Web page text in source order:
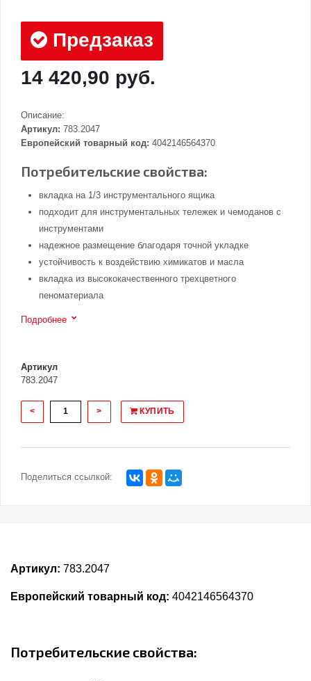
Предзаказ
14 420,90 руб.
Описание:
Артикул: 783.2047
Европейский товарный код: 4042146564370
Потребительские свойства:
вкладка на 1/3 инструментального ящика
подходит для инструментальных тележек и чемоданов с
инструментами
надежное размещение благодаря точной укладке
устойчивость к воздействию химикатов и масла
вкладка из высококачественного трехцветного
пеноматериала
Подробнее
Артикул
783.2047
< > КУПИТЬ
Поделиться ссылкой:
Артикул: 783.2047
Европейский товарный код: 4042146564370
Потребительские свойства: